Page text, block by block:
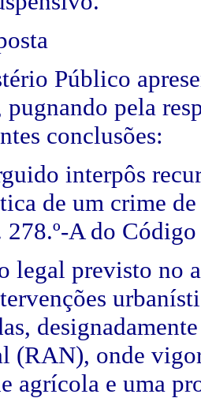
Público
pugnando pela
conclusões:
interpôs
de um crime
278.º-A do
legal previsto no
(RAN), onde
agrícola e uma